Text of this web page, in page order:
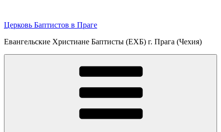
содержимому
Церковь Баптистов в Праге
Евангельские Христиане Баптисты (ЕХБ) г. Прага (Чехия)